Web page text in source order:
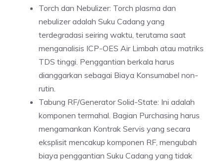
Torch dan Nebulizer: Torch plasma dan
nebulizer adalah Suku Cadang yang
terdegradasi seiring waktu, terutama saat
menganalisis ICP-OES Air Limbah atau matriks
TDS tinggi. Penggantian berkala harus
dianggarkan sebagai Biaya Konsumabel non-
rutin.
Tabung RF/Generator Solid-State: Ini adalah
komponen termahal. Bagian Purchasing harus
mengamankan Kontrak Servis yang secara
eksplisit mencakup komponen RF, mengubah
biaya penggantian Suku Cadang yang tidak